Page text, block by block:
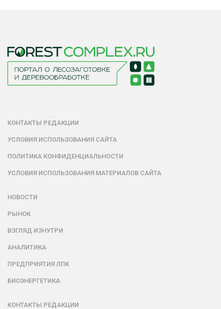
КОНТАКТЫ РЕДАКЦИИ
УСЛОВИЯ ИСПОЛЬЗОВАНИЯ САЙТА
ПОЛИТИКА КОНФИДЕНЦИАЛЬНОСТИ
УСЛОВИЯ ИСПОЛЬЗОВАНИЯ МАТЕРИАЛОВ САЙТА
НОВОСТИ
РЫНОК
ВЗГЛЯД ИЗНУТРИ
АНАЛИТИКА
ПРЕДПРИЯТИЯ ЛПК
БИОЭНЕРГЕТИКА
КОНТАКТЫ РЕДАКЦИИ